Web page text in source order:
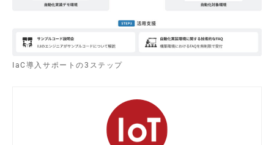
IaC導入サポートの3ステップ